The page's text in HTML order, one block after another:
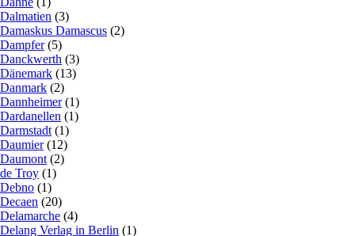
Dalmatien (3)
Damaskus Damascus (2)
Dampfer (5)
Danckwerth (3)
Dänemark (13)
Danmark (2)
Dannheimer (1)
Dardanellen (1)
Darmstadt (1)
Daumier (12)
Daumont (2)
de Troy (1)
Debno (1)
Decaen (20)
Delamarche (4)
Delang Verlag in Berlin (1)